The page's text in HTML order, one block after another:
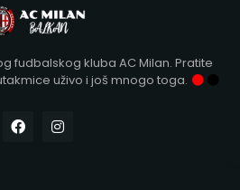
fudbalskog kluba AC Milan. Pratite
uživo i još mnogo toga.